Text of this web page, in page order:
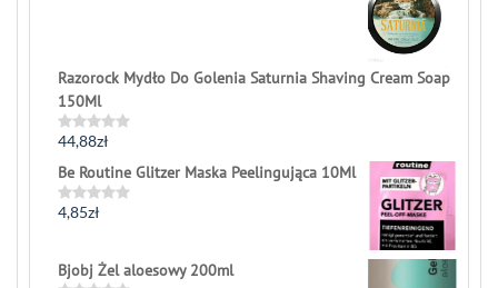
Razorock Mydło Do Golenia Saturnia Shaving Cream Soap
150Ml
Rated
out
of
5
44,88zł
Be Routine Glitzer Maska Peelingująca 10Ml
Rated
of
5
4,85zł
Bjobj Żel aloesowy 200ml